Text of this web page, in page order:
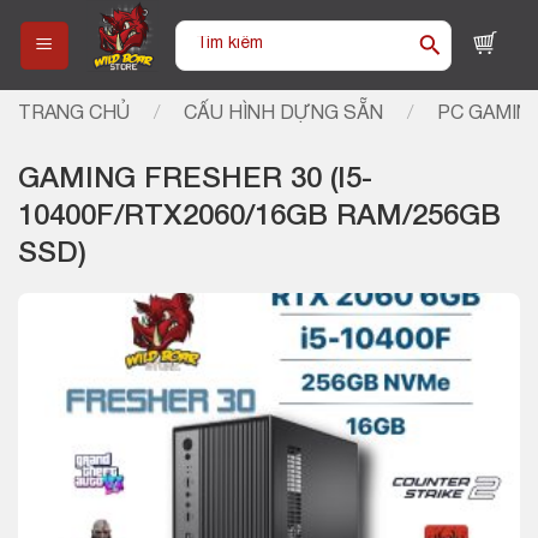
content
Tìm
TRANG CHỦ / CẤU HÌNH DỰNG SẴN / PC
GAMING FRESHER 30 (I5-
10400F/RTX2060/16GB RAM/256GB
SSD)